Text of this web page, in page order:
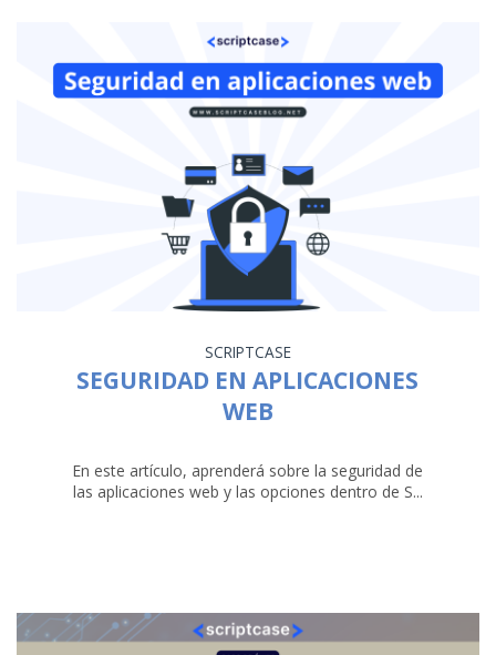
SCRIPTCASE
SEGURIDAD EN APLICACIONES
WEB
En este artículo, aprenderá sobre la seguridad de
las aplicaciones web y las opciones dentro de S...